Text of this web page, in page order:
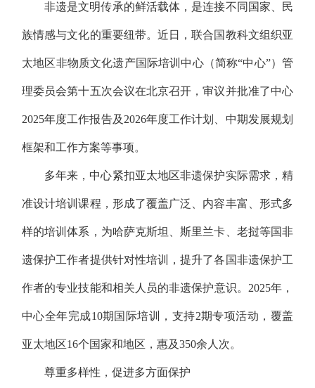
非遗是文明传承的鲜活载体，是连接不同国家、民
族情感与文化的重要纽带。近日，联合国教科文组织亚
太地区非物质文化遗产国际培训中心（简称“中心”）管
理委员会第十五次会议在北京召开，审议并批准了中心
2025年度工作报告及2026年度工作计划、中期发展规划
框架和工作方案等事项。
多年来，中心紧扣亚太地区非遗保护实际需求，精
准设计培训课程，形成了覆盖广泛、内容丰富、形式多
样的培训体系，为哈萨克斯坦、斯里兰卡、老挝等国非
遗保护工作者提供针对性培训，提升了各国非遗保护工
作者的专业技能和相关人员的非遗保护意识。2025年，
中心全年完成10期国际培训，支持2期专项活动，覆盖
亚太地区16个国家和地区，惠及350余人次。
尊重多样性，促进多方面保护